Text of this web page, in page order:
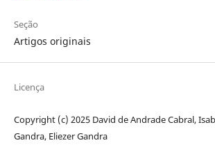
Seção
Artigos originais
Licença
Copyright (c) 2025 David de Andrade Cabral,
Gandra, Eliezer Gandra